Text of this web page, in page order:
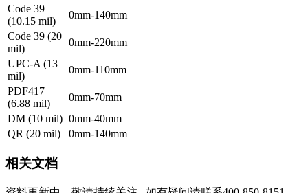
Code 39
(10.15 mil)
0mm-140mm
Code 39 (20
mil)
0mm-220mm
UPC-A (13
mil)
0mm-110mm
PDF417
(6.88 mil)
0mm-70mm
DM (10 mil) 0mm-40mm
QR (20 mil)
0mm-140mm
相关文档